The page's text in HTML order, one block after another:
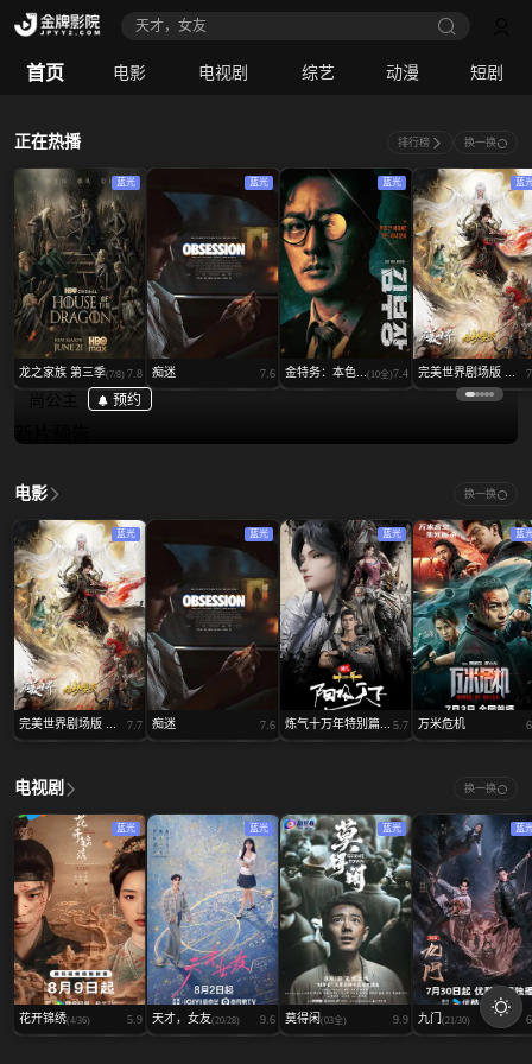
天才，女友
首页 电影 电视剧 综艺 动漫 短剧
实力品牌 ·自研游戏API · 国际包网首选
正在热播 排行榜 换一换
蓝光
龙之家族 第三季(7/8) 7.8
蓝光
痴迷 7.6
蓝光
金特务：本色... (10全)7.4
蓝
完美世界剧场版 ...
尚公主 预约
电影 换一换
蓝光
完美世界剧场版 ... 7.7
蓝光
痴迷 7.6
蓝光
炼气十万年特别篇... 5.7
蓝
万米危机
电视剧 换一换
蓝光
花开锦绣(4/36) 5.9
蓝光
天才，女友(20/28) 9.6
蓝光
莫得闲 (03全) 9.9
蓝
九门 (21/30)